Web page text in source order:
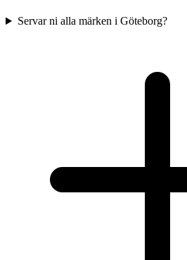
Servar ni alla märken i Göteborg?